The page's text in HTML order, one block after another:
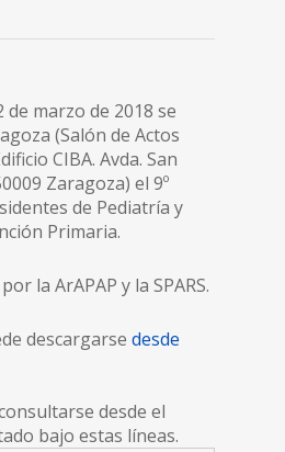
de marzo de 2018 se
(Salón de Actos
CIBA. Avda. San
Zaragoza) el 9º
de Pediatría y
Primaria.
la ArAPAP y la SPARS.
descargarse desde
desde el
bajo estas líneas.